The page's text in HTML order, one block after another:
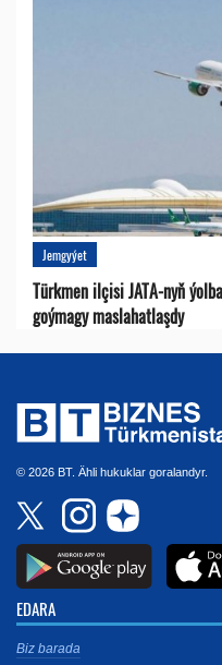
Jemgyýet
Türkmen ilçisi JATA-nyň
goýmagy maslahatlaşdy
© 2026 BT. Ähli hukuklar goralandyr.
EDARA
Biz barada